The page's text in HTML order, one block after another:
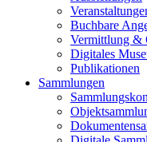
Buchbare
Vermittlung &
Digitales
Publikationen
Sammlungen